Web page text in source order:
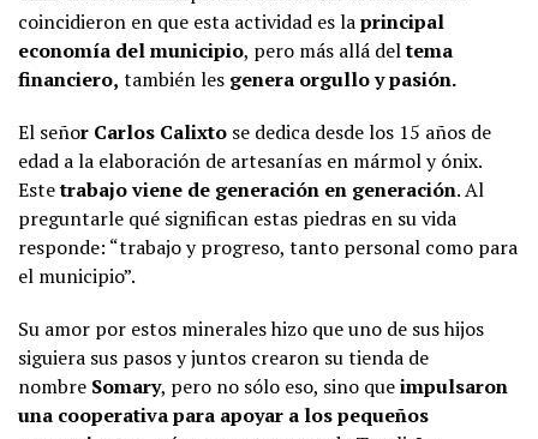
coincidieron en que esta actividad es laprincipal
economía del municipio, pero más allá deltema
financiero, también les genera orgullo y pasión.
El señor Carlos Calixto se dedica desde los 15 años de
edad a la elaboración de artesanías en mármol y ónix.
Estetrabajo viene de generación en generación. Al
preguntarle qué significan estas piedras en su vida
responde: “trabajo y progreso, tanto personal como para
el municipio”.
Su amor por estos minerales hizo que uno de sus hijos
siguiera sus pasos y juntos crearon su tienda de
nombre Somary, pero no sólo eso, sino queimpulsaron
una cooperativa para apoyar a los pequeños